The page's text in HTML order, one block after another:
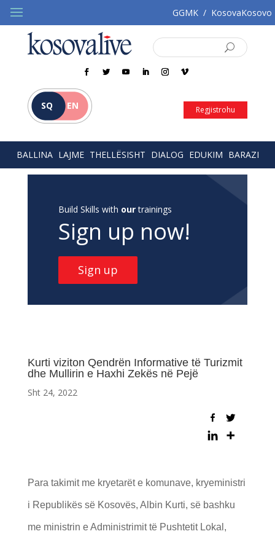
GGMK / KosovaKosovo
SQ EN Regjistrohu
BALLINA LAJME THELLËSISHT DIALOG EDUKIM BARAZI
Build Skills with ourtrainings
Sign up now!
Sign up
Kurti viziton Qendrën Informative të Turizmit
dhe Mullirin e Haxhi Zekës në Pejë
Sht 24, 2022
Para takimit me kryetarët e komunave, kryeministri
i Republikës së Kosovës, Albin Kurti, së bashku
me ministrin e Administrimit të Pushtetit Lokal,